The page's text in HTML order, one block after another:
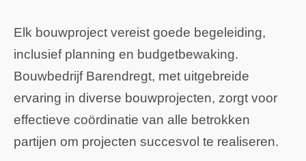
Elk bouwproject vereist goede begeleiding,
inclusief planning en budgetbewaking.
Bouwbedrijf Barendregt, met uitgebreide
ervaring in diverse bouwprojecten, zorgt voor
effectieve coördinatie van alle betrokken
partijen om projecten succesvol te realiseren.